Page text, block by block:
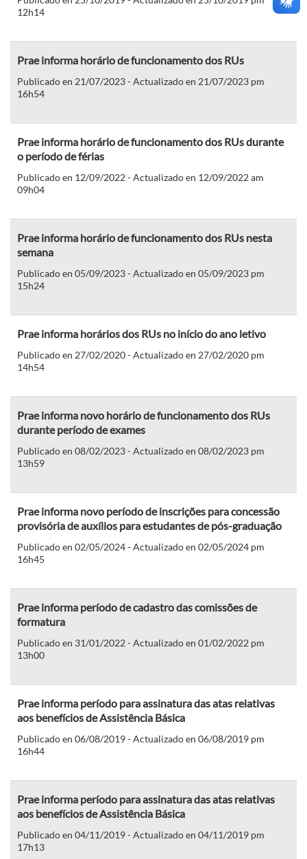
12h14
Prae informa horário de funcionamento dos RUs
Publicado en 21/07/2023 - Actualizado en 21/07/2023 pm
16h54
Prae informa horário de funcionamento dos RUs durante
o período de férias
Publicado en 12/09/2022 - Actualizado en 12/09/2022 am
09h04
Prae informa horário de funcionamento dos RUs nesta
semana
Publicado en 05/09/2023 - Actualizado en 05/09/2023 pm
15h24
Prae informa horários dos RUs no início do ano letivo
Publicado en 27/02/2020 - Actualizado en 27/02/2020 pm
14h54
Prae informa novo horário de funcionamento dos RUs
durante período de exames
Publicado en 08/02/2023 - Actualizado en 08/02/2023 pm
13h59
Prae informa novo período de inscrições para concessão
provisória de auxílios para estudantes de pós-graduação
Publicado en 02/05/2024 - Actualizado en 02/05/2024 pm
16h45
Prae informa período de cadastro das comissões de
formatura
Publicado en 31/01/2022 - Actualizado en 01/02/2022 pm
13h00
Prae informa período para assinatura das atas relativas
aos benefícios de Assistência Básica
Publicado en 06/08/2019 - Actualizado en 06/08/2019 pm
16h44
Prae informa período para assinatura das atas relativas
aos benefícios de Assistência Básica
Publicado en 04/11/2019 - Actualizado en 04/11/2019 pm
17h13